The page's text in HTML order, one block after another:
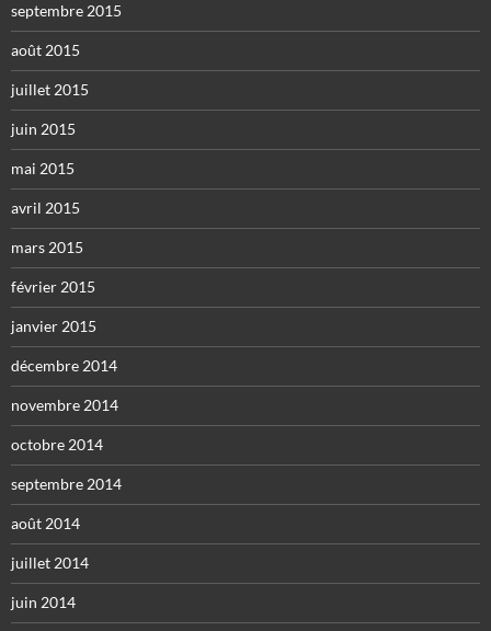
septembre 2015
août 2015
juillet 2015
juin 2015
mai 2015
avril 2015
mars 2015
février 2015
janvier 2015
décembre 2014
novembre 2014
octobre 2014
septembre 2014
août 2014
juillet 2014
juin 2014